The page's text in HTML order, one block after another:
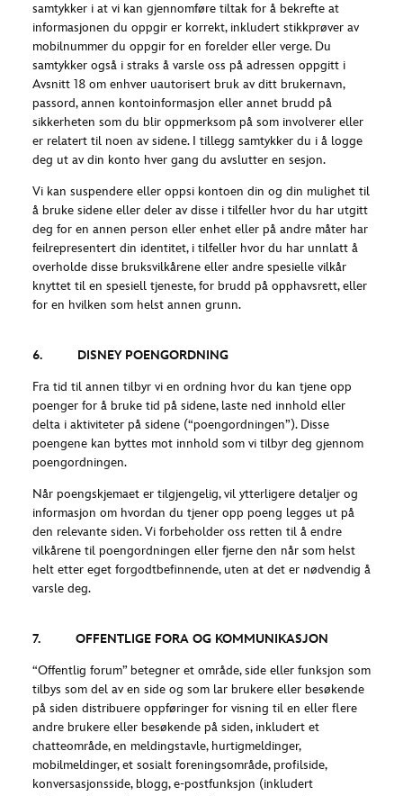
samtykker i at vi kan gjennomføre tiltak for å bekrefte at
informasjonen du oppgir er korrekt, inkludert stikkprøver av
mobilnummer du oppgir for en forelder eller verge. Du
samtykker også i straks å varsle oss på adressen oppgitt i
Avsnitt 18 om enhver uautorisert bruk av ditt brukernavn,
passord, annen kontoinformasjon eller annet brudd på
sikkerheten som du blir oppmerksom på som involverer eller
er relatert til noen av sidene. I tillegg samtykker du i å logge
deg ut av din konto hver gang du avslutter en sesjon.
Vi kan suspendere eller oppsi kontoen din og din mulighet til
å bruke sidene eller deler av disse i tilfeller hvor du har utgitt
deg for en annen person eller enhet eller på andre måter har
feilrepresentert din identitet, i tilfeller hvor du har unnlatt å
overholde disse bruksvilkårene eller andre spesielle vilkår
knyttet til en spesiell tjeneste, for brudd på opphavsrett, eller
for en hvilken som helst annen grunn.
6. DISNEY POENGORDNING
Fra tid til annen tilbyr vi en ordning hvor du kan tjene opp
poenger for å bruke tid på sidene, laste ned innhold eller
delta i aktiviteter på sidene (“poengordningen”). Disse
poengene kan byttes mot innhold som vi tilbyr deg gjennom
poengordningen.
Når poengskjemaet er tilgjengelig, vil ytterligere detaljer og
informasjon om hvordan du tjener opp poeng legges ut på
den relevante siden. Vi forbeholder oss retten til å endre
vilkårene til poengordningen eller fjerne den når som helst
helt etter eget forgodtbefinnende, uten at det er nødvendig å
varsle deg.
7. OFFENTLIGE FORA OG KOMMUNIKASJON
“Offentlig forum” betegner et område, side eller funksjon som
tilbys som del av en side og som lar brukere eller besøkende
på siden distribuere oppføringer for visning til en eller flere
andre brukere eller besøkende på siden, inkludert et
chatteområde, en meldingstavle, hurtigmeldinger,
mobilmeldinger, et sosialt foreningsområde, profilside,
konversasjonsside, blogg, e-postfunksjon (inkludert